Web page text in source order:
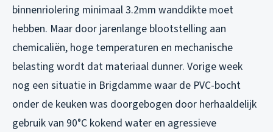
binnenriolering minimaal 3.2mm wanddikte moet
hebben. Maar door jarenlange blootstelling aan
chemicaliën, hoge temperaturen en mechanische
belasting wordt dat materiaal dunner. Vorige week
nog een situatie in Brigdamme waar de PVC-bocht
onder de keuken was doorgebogen door herhaaldelijk
gebruik van 90°C kokend water en agressieve